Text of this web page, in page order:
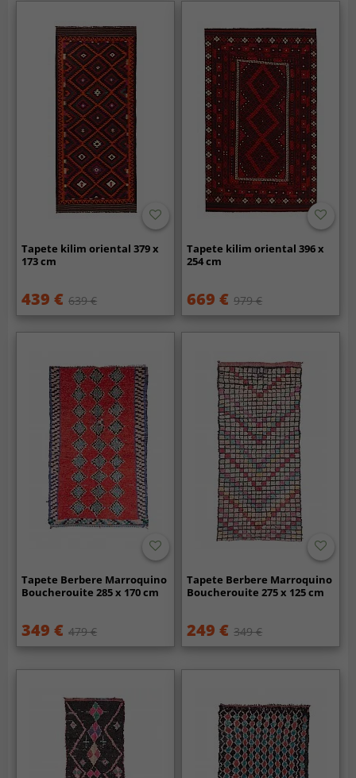
Tapete kilim oriental 379 x
173 cm
439 € 639 €
Tapete kilim oriental 396 x
254 cm
669 € 979 €
Tapete Berbere Marroquino
Boucherouite 285 x 170 cm
349 € 479 €
Tapete Berbere Marroquino
Boucherouite 275 x 125 cm
249 € 349 €